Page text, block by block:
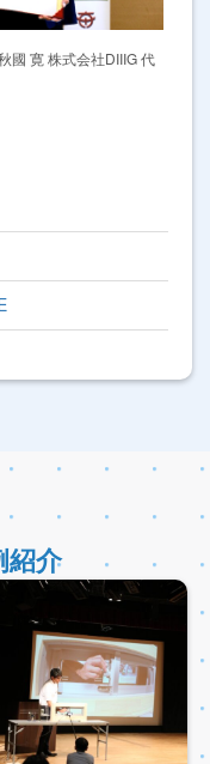
國 寛 株式会社DIIIG 代
紹介